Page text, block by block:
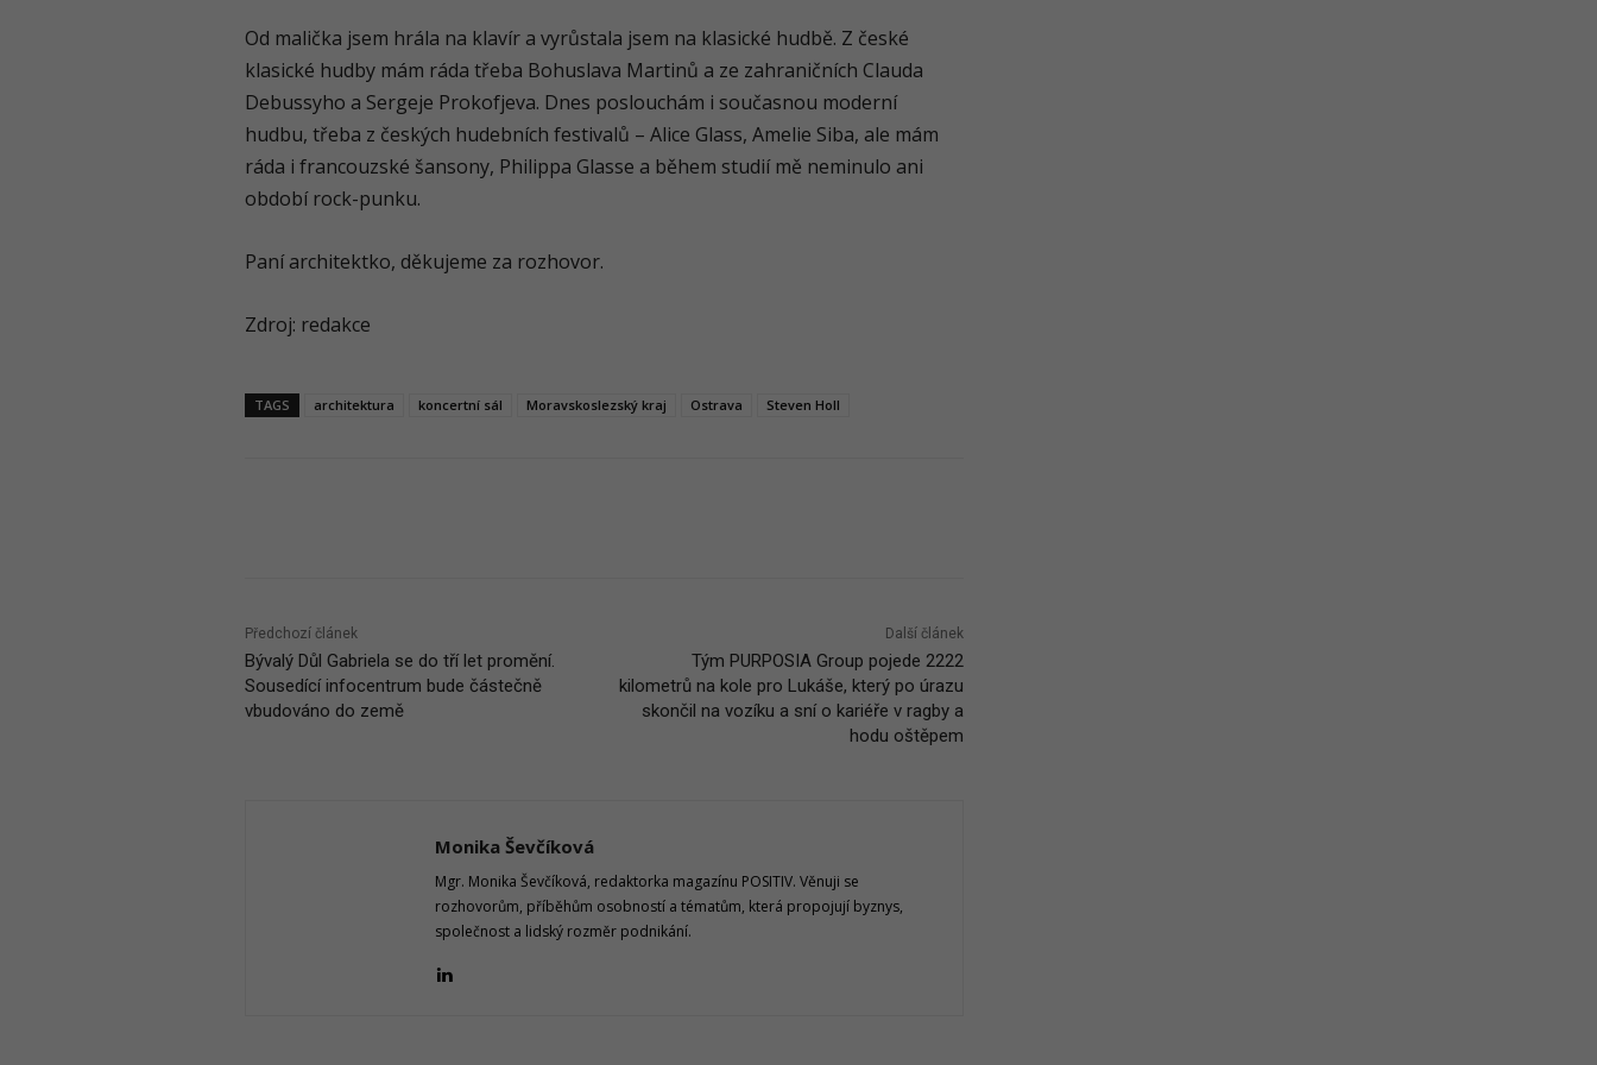
Od malička jsem hrála na klavír a vyrůstala jsem na klasické hudbě. Z české
klasické hudby mám ráda třeba Bohuslava Martinů a ze zahraničních Clauda
Debussyho a Sergeje Prokofjeva. Dnes poslouchám i současnou moderní
hudbu, třeba z českých hudebních festivalů – Alice Glass, Amelie Siba, ale mám
ráda i francouzské šansony, Philippa Glasse a během studií mě neminulo ani
období rock-punku.
Paní architektko, děkujeme za rozhovor.
Zdroj: redakce
TAGS architektura koncertní sál Moravskoslezský kraj Ostrava Steven Holl
Předchozí článek
Bývalý Důl Gabriela se do tří let promění.
Sousedící infocentrum bude částečně
vbudováno do země
Další článek
Tým PURPOSIA Group pojede 2222
kilometrů na kole pro Lukáše, který po úrazu
skončil na vozíku a sní o kariéře v ragby a
hodu oštěpem
Monika Ševčíková
Mgr. Monika Ševčíková, redaktorka magazínu POSITIV. Věnuji se
rozhovorům, příběhům osobností a tématům, která propojují byznys,
společnost a lidský rozměr podnikání.